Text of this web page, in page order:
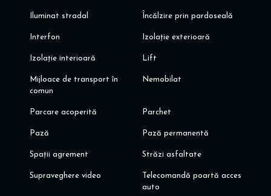
Iluminat stradal Încălzire prin pardoseală
Interfon Izolație exterioară
Izolație interioară Lift
Mijloace de transport în
comun
Nemobilat
Parcare acoperită Parchet
Pază Pază permanentă
Spații agrement Străzi asfaltate
Supraveghere video
Telecomandă poartă acces
auto